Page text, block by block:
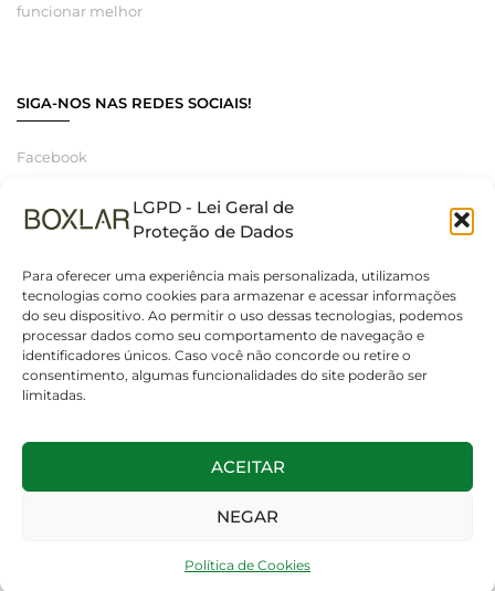
LGPD - Lei Geral de
Proteção de Dados
Para oferecer uma experiência mais personalizada, utilizamos
tecnologias como cookies para armazenar e acessar informações
do seu dispositivo. Ao permitir o uso dessas tecnologias, podemos
processar dados como seu comportamento de navegação e
identificadores únicos. Caso você não concorde ou retire o
consentimento, algumas funcionalidades do site poderão ser
limitadas.
ACEITAR
NEGAR
Política de Cookies
funcionar melhor
SIGA-NOS NAS REDES SOCIAIS!
Facebook
Linkedin
© 2025 Boxlar | Soluções em iluminação, elétrica e smart home.
Todos os direitos reservados. – CNPJ 55.267.682/0001-95